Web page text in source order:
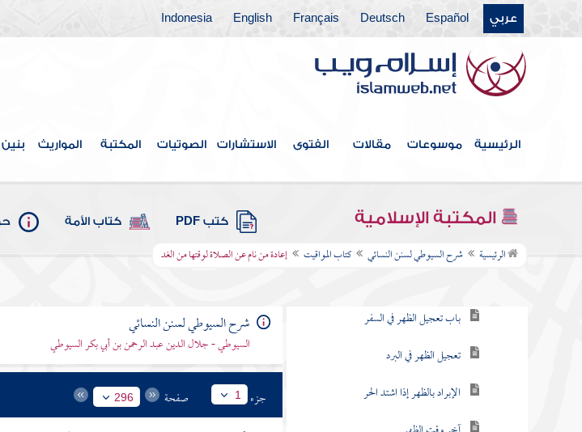
عربي Español
Deutsch
Français
English
Indonesia
الرئيسية موسوعات مقالات الفتوى الاستشارات الصوتيات المكتبة المواريث
المكتبة الإسلامية كتب PDF كتاب الأمة
الرئيسية شرح السيوطي لسنن النسائي كتاب المواقيت إعادة من نام عن الصلاة لوقتها من الغد
فهرس الكتاب
كتاب الطهارة
كتاب المياه
كتاب الحيض والاستحاضة
كتاب الغسل والتيمم
كتاب الصلاة
كتاب المواقيت
باب تعجيل الظهر في السفر
تعجيل الظهر في البرد
الإبراد بالظهر إذا اشتد الحر
شرح السيوطي لسنن النسائي
السيوطي - جلال الدين عبد الرحمن بن أبي بكر السيوطي
جزء 1 صفحة 296